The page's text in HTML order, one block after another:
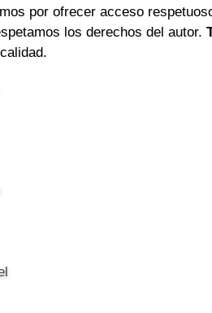
por ofrecer acceso
los derechos del autor.